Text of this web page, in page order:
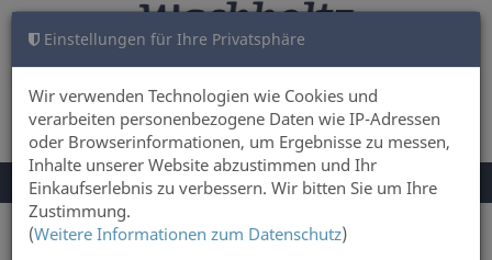
Einstellungen für Ihre Privatsphäre
Wir verwenden Technologien wie Cookies und
verarbeiten personenbezogene Daten wie IP-Adressen
oder Browserinformationen, um Ergebnisse zu messen,
Inhalte unserer Website abzustimmen und Ihr
Einkaufserlebnis zu verbessern. Wir bitten Sie um Ihre
Zustimmung.
(Weitere Informationen zum Datenschutz)
ANMELDEN WARENKORB 0
NAVIGATION
UMSCHALTEN
Menü
Sie sind hier: Land & Leute